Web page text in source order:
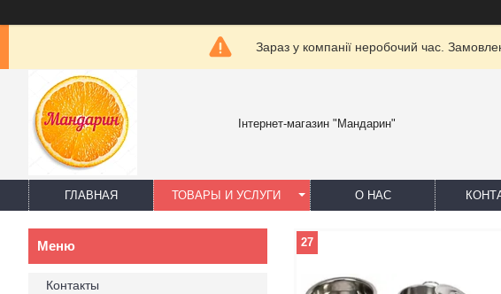
Зараз у компанії неробочий час.
Інтернет-магазин "Мандарин"
ГЛАВНАЯ ТОВАРЫ И УСЛУГИ О НАС
27
Контакты